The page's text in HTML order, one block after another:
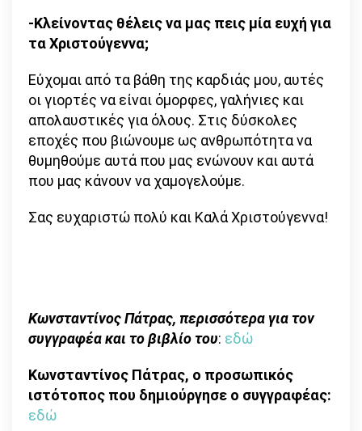
-Κλείνοντας θέλεις να μας πεις μία ευχή για
τα Χριστούγεννα;
Εύχομαι από τα βάθη της καρδιάς μου, αυτές
οι γιορτές να είναι όμορφες, γαλήνιες και
απολαυστικές για όλους. Στις δύσκολες
εποχές που βιώνουμε ως ανθρωπότητα να
θυμηθούμε αυτά που μας ενώνουν και αυτά
που μας κάνουν να χαμογελούμε.
Σας ευχαριστώ πολύ και Καλά Χριστούγεννα!
Κωνσταντίνος Πάτρας, περισσότερα για τον
συγγραφέα και το βιβλίο του: εδώ
Κωνσταντίνος Πάτρας, ο προσωπικός
ιστότοπος που δημιούργησε ο συγγραφέας:
εδώ